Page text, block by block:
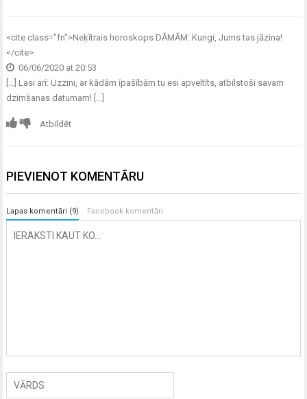
<cite class="fn">Neķītrais horoskops DĀMĀM: Kungi, Jums tas jāzina!
</cite>
06/06/2020 at 20:53
[…] Lasi arī: Uzzini, ar kādām īpašībām tu esi apveltīts, atbilstoši savam
dzimšanas datumam! […]
Atbildēt
PIEVIENOT KOMENTĀRU
Lapas komentāri (9) Facebook komentāri